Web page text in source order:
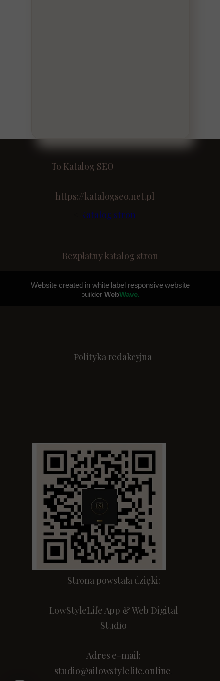
Polityka redakcyjna
Strona powstała dzięki:
LowStyleLife App & Web Digital
Studio
Adres e-mail:
studio@ailowstylelife.online
Katalog stron
Bezpłatny katalog stron
To Katalog SEO
https://katalogseo.net.pl
Website created in white label responsive website
builder WebWave.